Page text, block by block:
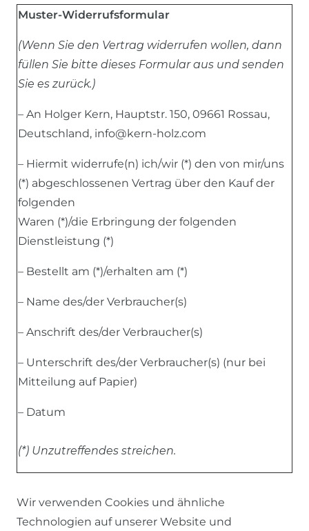
Muster-Widerrufsformular
(Wenn Sie den Vertrag widerrufen wollen, dann
füllen Sie bitte dieses Formular aus und senden
Sie es zurück.)
– An Holger Kern, Hauptstr. 150, 09661 Rossau,
Deutschland, info@kern-holz.com
– Hiermit widerrufe(n) ich/wir (*) den von mir/uns
(*) abgeschlossenen Vertrag über den Kauf der
folgenden
Waren (*)/die Erbringung der folgenden
Dienstleistung (*)
– Bestellt am (*)/erhalten am (*)
– Name des/der Verbraucher(s)
– Anschrift des/der Verbraucher(s)
– Unterschrift des/der Verbraucher(s) (nur bei
Mitteilung auf Papier)
– Datum
(*) Unzutreffendes streichen.
Wir verwenden Cookies und ähnliche
Technologien auf unserer Website und